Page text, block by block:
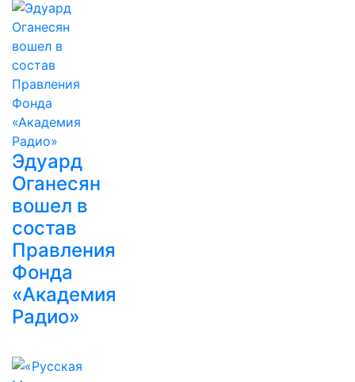
Эдуард
Оганесян
вошел в
состав
Правления
Фонда
«Академия
Радио»